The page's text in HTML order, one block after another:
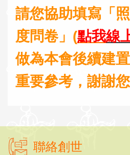
請您協助填寫「
度問卷」(點我線
做為本會後續建
重要參考，謝謝您
聯絡創世